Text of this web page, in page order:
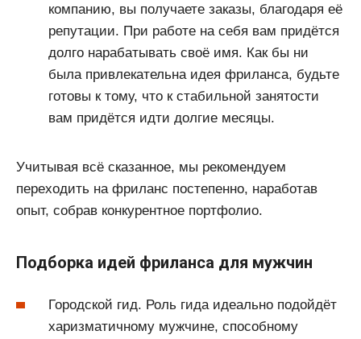
компанию, вы получаете заказы, благодаря её
репутации. При работе на себя вам придётся
долго нарабатывать своё имя. Как бы ни
была привлекательна идея фриланса, будьте
готовы к тому, что к стабильной занятости
вам придётся идти долгие месяцы.
Учитывая всё сказанное, мы рекомендуем
переходить на фриланс постепенно, наработав
опыт, собрав конкурентное портфолио.
Подборка идей фриланса для мужчин
Городской гид. Роль гида идеально подойдёт
харизматичному мужчине, способному